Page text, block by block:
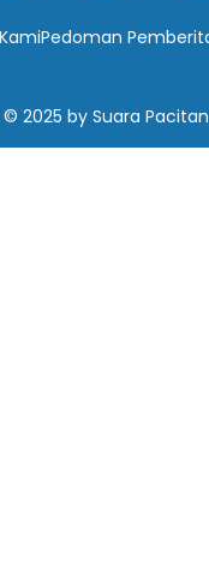
Pedoman
© 2025 by Suara Pacitan